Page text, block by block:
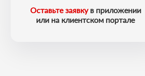
Оставьте заявкув приложении
или на клиентском портале